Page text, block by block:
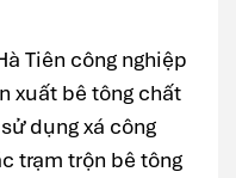
Tiên công nghiệp
xuất bê tông chất
dụng xá công
trạm trộn bê tông